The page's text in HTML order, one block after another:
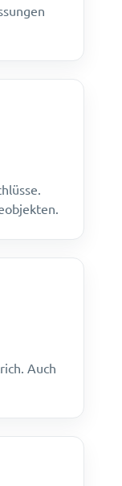
Auch